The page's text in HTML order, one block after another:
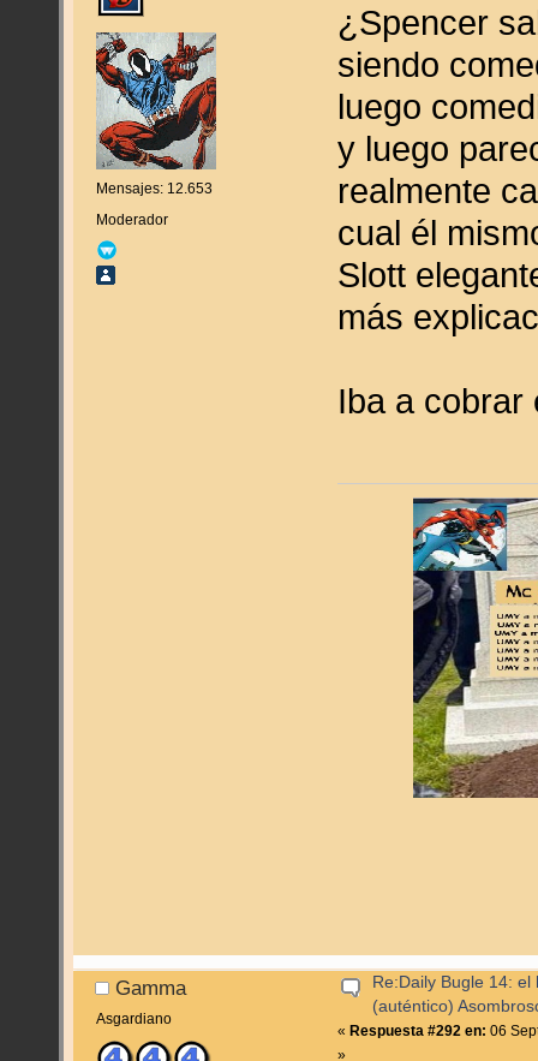
Mensajes: 12.653
Moderador
¿Spencer
siendo
luego
y luego
realmente
cual él
Slott
más
Iba a cobrar
Gamma
Asgardiano
Re:Daily Bugle 14:
(auténtico)
« Respuesta #292 en: 06
»